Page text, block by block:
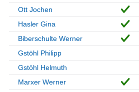
Ott Jochen
Hasler Gina
Biberschulte Werner
Gstöhl Philipp
Gstöhl Helmuth
Marxer Werner